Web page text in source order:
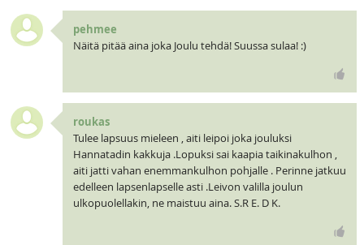
pehmee
Näitä pitää aina joka Joulu tehdä! Suussa sulaa! :)
roukas
Tulee lapsuus mieleen , aiti leipoi joka jouluksi
Hannatadin kakkuja .Lopuksi sai kaapia taikinakulhon ,
aiti jatti vahan enemmankulhon pohjalle . Perinne jatkuu
edelleen lapsenlapselle asti .Leivon valilla joulun
ulkopuolellakin, ne maistuu aina. S.R E. D K.